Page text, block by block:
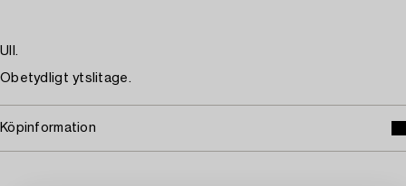
Ull.
Obetydligt ytslitage.
Köpinformation